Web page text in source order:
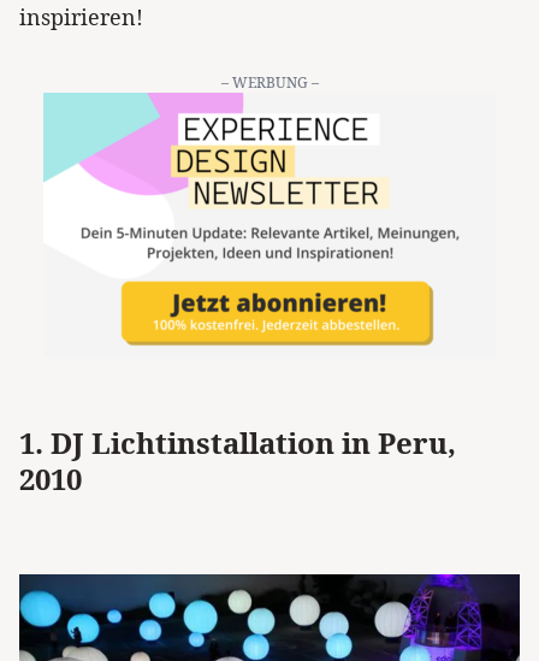
inspirieren!
– WERBUNG –
1. DJ Lichtinstallation in Peru,
2010